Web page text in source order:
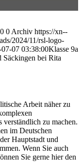
0 0 Archiv https://xn--
2024/11/rsl-logo-
07-07 03:38:00Klasse 9a
Säckingen bei Rita
Arbeit näher zu
zu machen.
im Deutschen
Hauptstadt und
Wenn Sie auch
Sie gerne hier den